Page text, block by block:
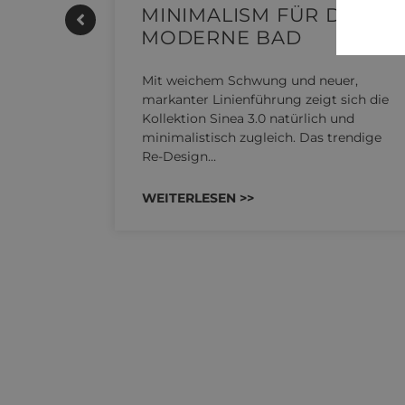
MINIMALISM FÜR DAS
MODERNE BAD
Mit weichem Schwung und neuer,
markanter Linienführung zeigt sich die
Kollektion Sinea 3.0 natürlich und
minimalistisch zugleich. Das trendige
Re-Design…
WEITERLESEN >>